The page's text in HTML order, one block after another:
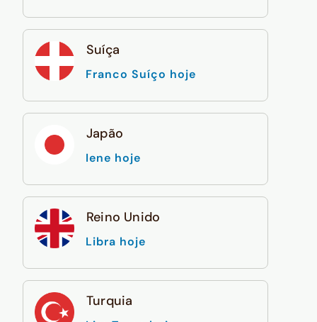
Suíça
Franco Suíço hoje
Japão
Iene hoje
Reino Unido
Libra hoje
Turquia